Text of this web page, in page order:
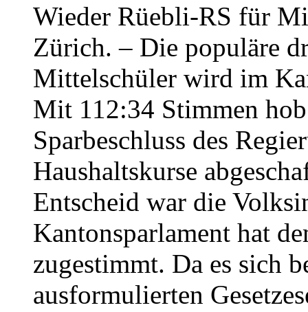
Wieder Rüebli-RS für
Zürich. – Die populäre
Mittelschüler wird im
Mit 112:34 Stimmen
Sparbeschluss des
Haushaltskurse
Entscheid war die
Kantonsparlament hat
zugestimmt. Da es sich
ausformulierten